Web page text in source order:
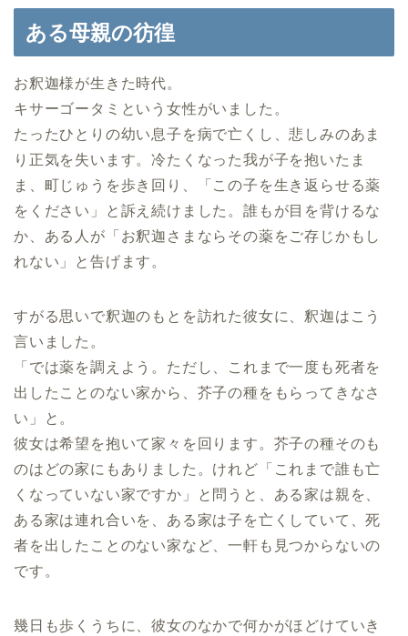
ある母親の彷徨
お釈迦様が生きた時代。
キサーゴータミという女性がいました。
たったひとりの幼い息子を病で亡くし、悲しみのあま
り正気を失います。冷たくなった我が子を抱いたま
ま、町じゅうを歩き回り、「この子を生き返らせる薬
をください」と訴え続けました。誰もが目を背けるな
か、ある人が「お釈迦さまならその薬をご存じかもし
れない」と告げます。
すがる思いで釈迦のもとを訪れた彼女に、釈迦はこう
言いました。
「では薬を調えよう。ただし、これまで一度も死者を
出したことのない家から、芥子の種をもらってきなさ
い」と。
彼女は希望を抱いて家々を回ります。芥子の種そのも
のはどの家にもありました。けれど「これまで誰も亡
くなっていない家ですか」と問うと、ある家は親を、
ある家は連れ合いを、ある家は子を亡くしていて、死
者を出したことのない家など、一軒も見つからないの
です。
幾日も歩くうちに、彼女のなかで何かがほどけていき